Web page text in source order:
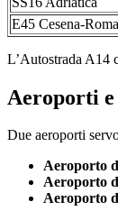
E45 Cesena-Roma
L’Autostrada A14
Aeroporti e
Due aeroporti
Aeroporto
Aeroporto
Aeroporto